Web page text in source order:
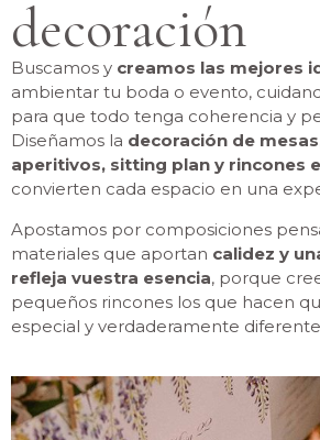
decoración
Buscamos y creamos las mejores
ambientar tu boda o evento,
para que todo tenga coherencia y
Diseñamos la decoración de
aperitivos, sitting plan y rincones
convierten cada espacio en una
Apostamos por composiciones
materiales que aportan calidez y
refleja vuestra esencia, porque
pequeños rincones los que hacen
especial y verdaderamente